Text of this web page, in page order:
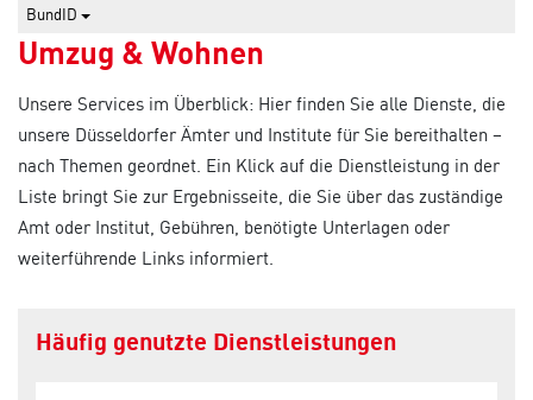
BundID
Umzug & Wohnen
Unsere Services im Überblick: Hier finden Sie alle Dienste, die
unsere Düsseldorfer Ämter und Institute für Sie bereithalten –
nach Themen geordnet. Ein Klick auf die Dienstleistung in der
Liste bringt Sie zur Ergebnisseite, die Sie über das zuständige
Amt oder Institut, Gebühren, benötigte Unterlagen oder
weiterführende Links informiert.
Häufig genutzte Dienstleistungen